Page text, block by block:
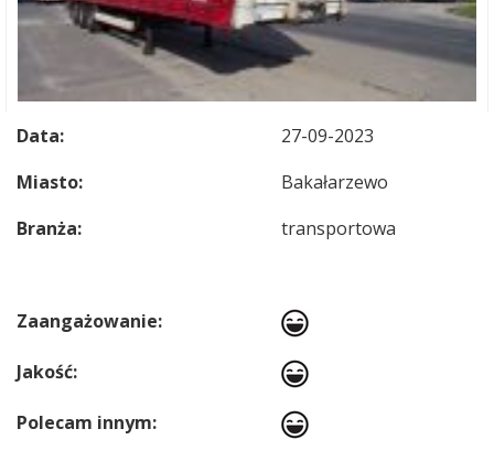
Data:
27-09-2023
Miasto:
Bakałarzewo
Branża:
transportowa
Zaangażowanie:
Jakość:
Polecam innym: